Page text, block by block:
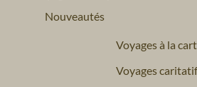
Nouveautés
Voyages à la
Voyages